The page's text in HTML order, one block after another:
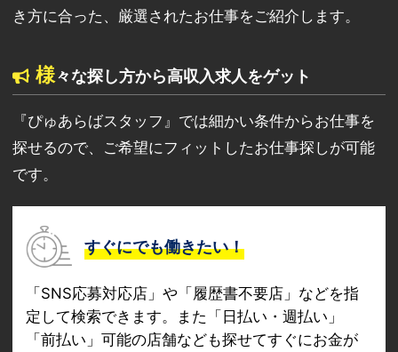
き方に合った、厳選されたお仕事をご紹介します。
様々な探し方から高収入求人をゲット
『ぴゅあらばスタッフ』では細かい条件からお仕事を
探せるので、ご希望にフィットしたお仕事探しが可能
です。
すぐにでも働きたい！
「SNS応募対応店」や「履歴書不要店」などを指
定して検索できます。また「日払い・週払い」
「前払い」可能の店舗なども探せてすぐにお金が